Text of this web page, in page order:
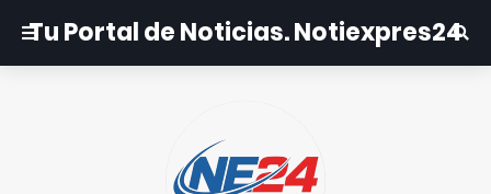
Tu Portal de Noticias. Notiexpres24